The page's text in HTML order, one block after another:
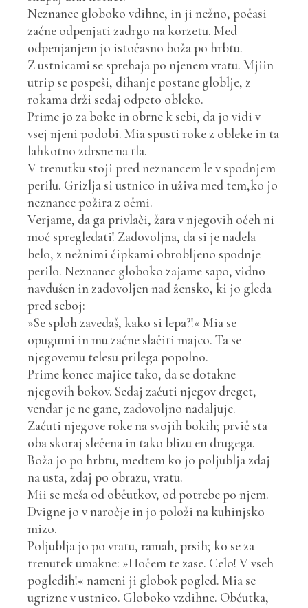
Neznanec globoko vdihne, in ji nežno, počasi
začne odpenjati zadrgo na korzetu. Med
odpenjanjem jo istočasno boža po hrbtu.
Z ustnicami se sprehaja po njenem vratu. Mjiin
utrip se pospeši, dihanje postane globlje, z
rokama drži sedaj odpeto obleko.
Prime jo za boke in obrne k sebi, da jo vidi v
vsej njeni podobi. Mia spusti roke z obleke in ta
lahkotno zdrsne na tla.
V trenutku stoji pred neznancem le v spodnjem
perilu. Grizlja si ustnico in uživa med tem,ko jo
neznanec požira z očmi.
Verjame, da ga privlači, žara v njegovih očeh ni
moč spregledati! Zadovoljna, da si je nadela
belo, z nežnimi čipkami obrobljeno spodnje
perilo. Neznanec globoko zajame sapo, vidno
navdušen in zadovoljen nad žensko, ki jo gleda
pred seboj:
»Se sploh zavedaš, kako si lepa?!« Mia se
opugumi in mu začne slačiti majco. Ta se
njegovemu telesu prilega popolno.
Prime konec majice tako, da se dotakne
njegovih bokov. Sedaj začuti njegov dreget,
vendar je ne gane, zadovoljno nadaljuje.
Začuti njegove roke na svojih bokih; prvič sta
oba skoraj slečena in tako blizu en drugega.
Boža jo po hrbtu, medtem ko jo poljublja zdaj
na usta, zdaj po obrazu, vratu.
Mii se meša od občutkov, od potrebe po njem.
Dvigne jo v naročje in jo položi na kuhinjsko
mizo.
Poljublja jo po vratu, ramah, prsih; ko se za
trenutek umakne: »Hočem te zase. Celo! V vseh
pogledih!« nameni ji globok pogled. Mia se
ugrizne v ustnico. Globoko vzdihne. Občutka,